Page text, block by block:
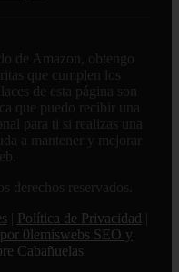
de Amazon, obtengo
que cumplen los
de esta página son
que puedo recibir una
para ti si realizas una
a mantener y mejorar
derechos reservados.
Política de Privacidad
0lemiswebs SEO y
Cabañuelas